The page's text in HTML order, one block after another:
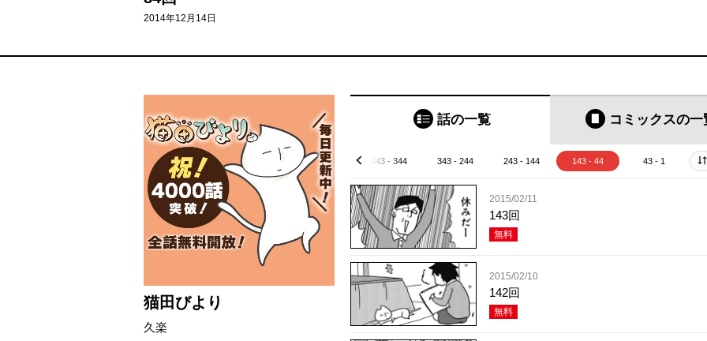
2014年12月14日
猫田びより
久楽
話の一覧 コミックスの一
743 - 644 643 - 544 543 - 444 443 - 344 343 - 244 243 - 144 143 - 44 43 - 1
prev
2015/02/11
143回
無料
2015/02/10
142回
無料